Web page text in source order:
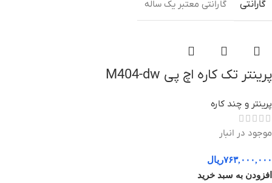
گارانتی گارانتی معتبر یک ساله
پرینتر تک کاره اچ پی M404-dw
پرینتر و چند کاره
موجود در انبار
۷۶۳,۰۰۰,۰۰۰ریال
افزودن به سبد خرید